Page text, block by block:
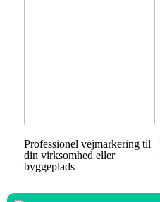
Professionel vejmarkering til
din virksomhed eller
byggeplads